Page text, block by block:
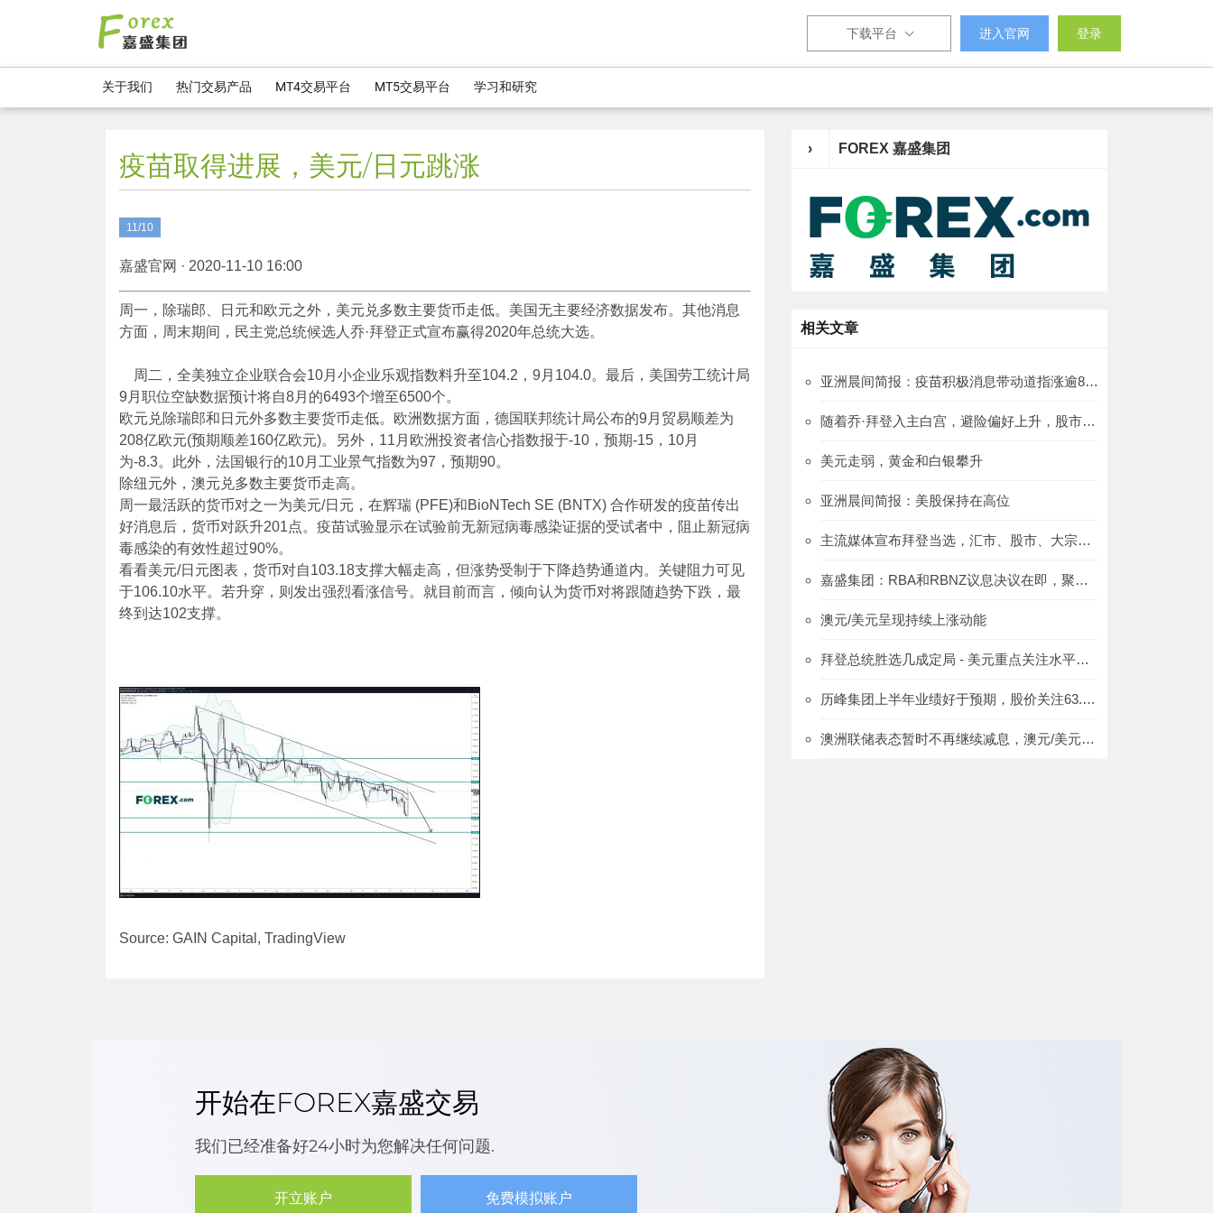
下载平台 进入官网 登录
关于我们 热门交易产品 MT4交易平台 MT5交易平台 学习和研究
疫苗取得进展，美元/日元跳涨
11/10
嘉盛官网 · 2020-11-10 16:00
周一，除瑞郎、日元和欧元之外，美元兑多数主要货币走低。美国无主要经济数据发布。其他消息
方面，周末期间，民主党总统候选人乔·拜登正式宣布赢得2020年总统大选。
周二，全美独立企业联合会10月小企业乐观指数料升至104.2，9月104.0。最后，美国劳工统计局
9月职位空缺数据预计将自8月的6493个增至6500个。
欧元兑除瑞郎和日元外多数主要货币走低。欧洲数据方面，德国联邦统计局公布的9月贸易顺差为
208亿欧元(预期顺差160亿欧元)。另外，11月欧洲投资者信心指数报于-10，预期-15，10月
为-8.3。此外，法国银行的10月工业景气指数为97，预期90。
除纽元外，澳元兑多数主要货币走高。
周一最活跃的货币对之一为美元/日元，在辉瑞 (PFE)和BioNTech SE (BNTX) 合作研发的疫苗传出
好消息后，货币对跃升201点。疫苗试验显示在试验前无新冠病毒感染证据的受试者中，阻止新冠病
毒感染的有效性超过90%。
看看美元/日元图表，货币对自103.18支撑大幅走高，但涨势受制于下降趋势通道内。关键阻力可见
于106.10水平。若升穿，则发出强烈看涨信号。就目前而言，倾向认为货币对将跟随趋势下跌，最
终到达102支撑。
Source: GAIN Capital, TradingView
› FOREX 嘉盛集团
相关文章
亚洲晨间简报：疫苗积极消息带动道指涨逾800点
随着乔·拜登入主白宫，避险偏好上升，股市反弹
美元走弱，黄金和白银攀升
亚洲晨间简报：美股保持在高位
主流媒体宣布拜登当选，汇市、股市、大宗商品后市展望
嘉盛集团：RBA和RBNZ议息决议在即，聚焦澳元/纽元
澳元/美元呈现持续上涨动能
拜登总统胜选几成定局 - 美元重点关注水平：欧元/美元、美元/日元、澳元/美元
历峰集团上半年业绩好于预期，股价关注63.4的得失
澳洲联储表态暂时不再继续减息，澳元/美元上行动能强劲
开始在FOREX嘉盛交易
我们已经准备好24小时为您解决任何问题.
开立账户 免费模拟账户